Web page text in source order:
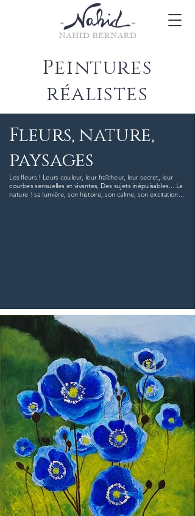
Peintures
réalistes
Fleurs, nature,
paysages
Les fleurs ! Leurs couleur, leur fraîcheur, leur secret, leur
courbes sensuelles et vivantes, Des sujets inépuisables... La
nature ! sa lumière, son histoire, son calme, son excitation...